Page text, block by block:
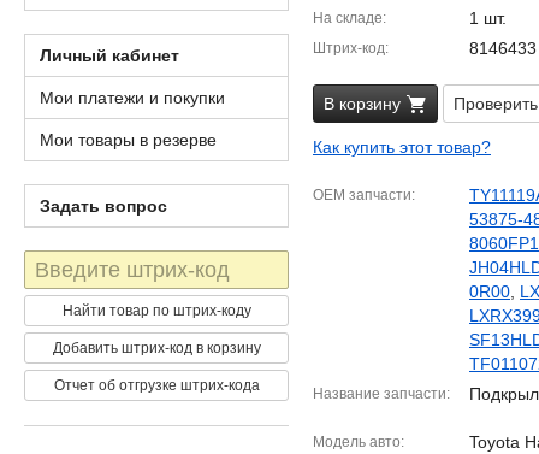
На складе 1 шт.
Штрих-код 8146433
В корзину
Как купить этот товар?
OEM запчасти
53875-
0R00
Название запчасти
Модель авто Toyota
Личный кабинет
Мои платежи и покупки
Мои товары в резерве
Задать вопрос
Штрих-
код
Найти товар по штрих-коду
Добавить штрих-код в корзину
Отчет об отгрузке штрих-кода